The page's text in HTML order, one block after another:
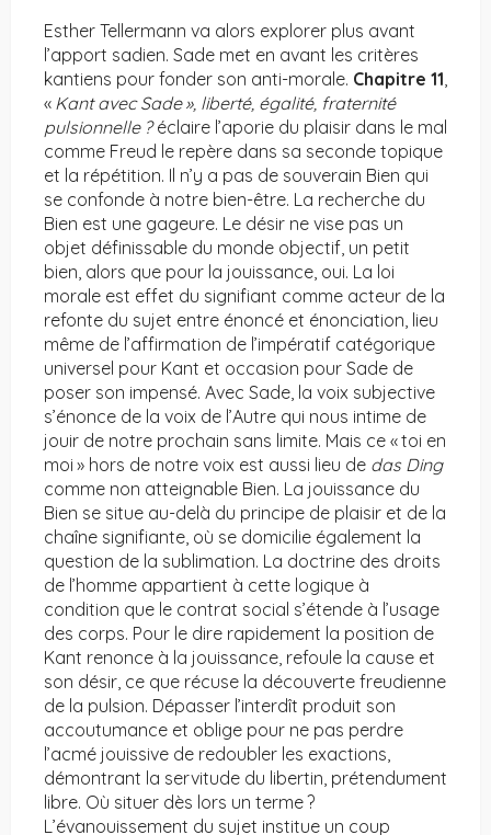
Esther Tellermann va alors explorer plus avant
l’apport sadien. Sade met en avant les critères
kantiens pour fonder son anti-morale. Chapitre 11,
« Kant avec Sade», liberté, égalité, fraternité
pulsionnelle?éclaire l’aporie du plaisir dans le mal
comme Freud le repère dans sa seconde topique
et la répétition. Il n’y a pas de souverain Bien qui
se confonde à notre bien-être. La recherche du
Bien est une gageure. Le désir ne vise pas un
objet définissable du monde objectif, un petit
bien, alors que pour la jouissance, oui. La loi
morale est effet du signifiant comme acteur de la
refonte du sujet entre énoncé et énonciation, lieu
même de l’affirmation de l’impératif catégorique
universel pour Kant et occasion pour Sade de
poser son impensé. Avec Sade, la voix subjective
s’énonce de la voix de l’Autre qui nous intime de
jouir de notre prochain sans limite. Mais ce « toi en
moi » hors de notre voix est aussi lieu de das Ding
comme non atteignable Bien. La jouissance du
Bien se situe au-delà du principe de plaisir et de la
chaîne signifiante, où se domicilie également la
question de la sublimation. La doctrine des droits
de l’homme appartient à cette logique à
condition que le contrat social s’étende à l’usage
des corps. Pour le dire rapidement la position de
Kant renonce à la jouissance, refoule la cause et
son désir, ce que récuse la découverte freudienne
de la pulsion. Dépasser l’interdît produit son
accoutumance et oblige pour ne pas perdre
l’acmé jouissive de redoubler les exactions,
démontrant la servitude du libertin, prétendument
libre. Où situer dès lors un terme ?
L’évanouissement du sujet institue un coup